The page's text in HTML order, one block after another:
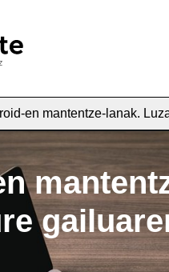
en mantentze-lanak.